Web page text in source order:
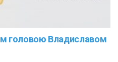
головою Владиславом